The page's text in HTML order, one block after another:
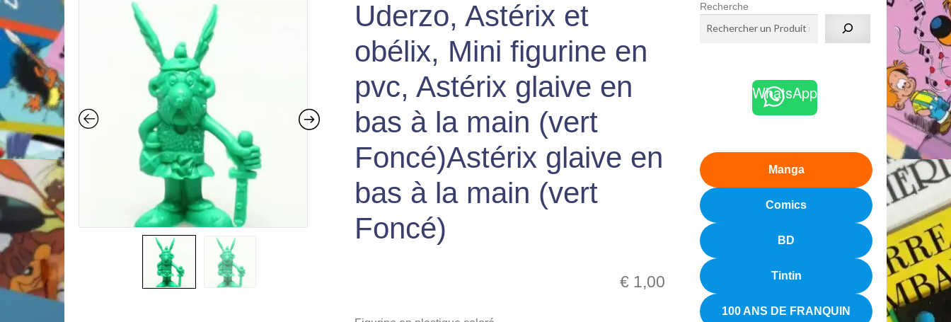
Uderzo, Astérix et
obélix, Mini figurine en
pvc, Astérix glaive en
bas à la main (vert
Foncé)Astérix glaive en
bas à la main (vert
Foncé)
€ 1,00
Recherche
WhatsApp
Manga
Comics
BD
Tintin
100 ANS DE FRANQUIN